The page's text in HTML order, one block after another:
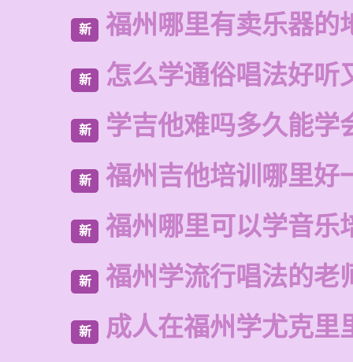
新 福州哪里有卖乐器的
新 怎么学通俗唱法好听
新 学吉他难吗多久能学
新 福州吉他培训哪里好
新 福州哪里可以学音乐
新 福州学流行唱法的老
新 成人在福州学尤克里